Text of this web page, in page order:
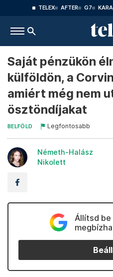
TELEX AFTER G7
Saját pénzükön
külföldön, a
amiért még nem
ösztöndíjakat
BELFÖLD Legfontosabb
Németh-Halász
Nikolett
Állítsd be